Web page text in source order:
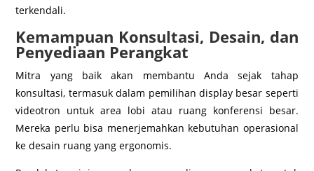
terkendali.
Kemampuan Konsultasi, Desain, dan
Penyediaan Perangkat
Mitra yang baik akan membantu Anda sejak tahap
konsultasi, termasuk dalam pemilihan display besar seperti
videotron untuk area lobi atau ruang konferensi besar.
Mereka perlu bisa menerjemahkan kebutuhan operasional
ke desain ruang yang ergonomis.